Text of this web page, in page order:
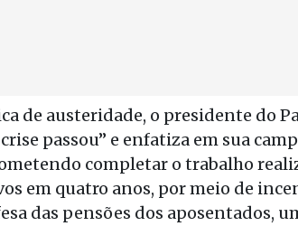
de austeridade, o presidente do
passou” e enfatiza em sua
completar o trabalho
em quatro anos, por meio de
das pensões dos aposentados,